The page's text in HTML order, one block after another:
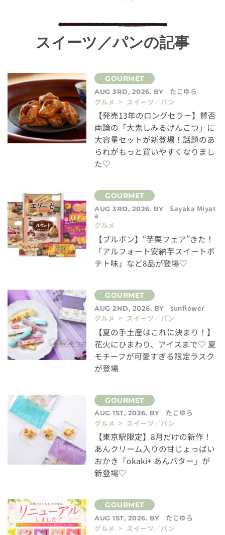
スイーツ／パンの記事
AUG 3RD, 2026. BY
たこゆら
グルメ > スイーツ／パン
【発売13年のロングセラー】賛否
両論の「大鬼しみるげんこつ」に
大容量セットが新登場！話題のあ
られがもっと買いやすくなりまし
た♡
AUG 3RD, 2026. BY Sayaka Miyat
a
グルメ
【ブルボン】“芋栗フェア”きた！
「アルフォート安納芋スイートポ
テト味」など8品が登場♡
AUG 2ND, 2026. BY
sunflower
グルメ > スイーツ／パン
【夏の手土産はこれに決まり！】
花火にひまわり、アイスまで♡ 夏
モチーフが可愛すぎる限定ラスク
が登場
AUG 1ST, 2026. BY
たこゆら
グルメ > スイーツ／パン
【東京駅限定】8月だけの新作！
あんクリーム入りの甘じょっぱい
おかき「okaki+ あんバター」が
新登場♡
AUG 1ST, 2026. BY
たこゆら
グルメ > スイーツ／パン